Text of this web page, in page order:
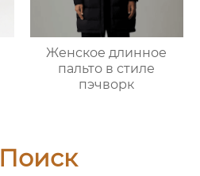
Женское длинное
пальто в стиле
пэчворк
Поиск